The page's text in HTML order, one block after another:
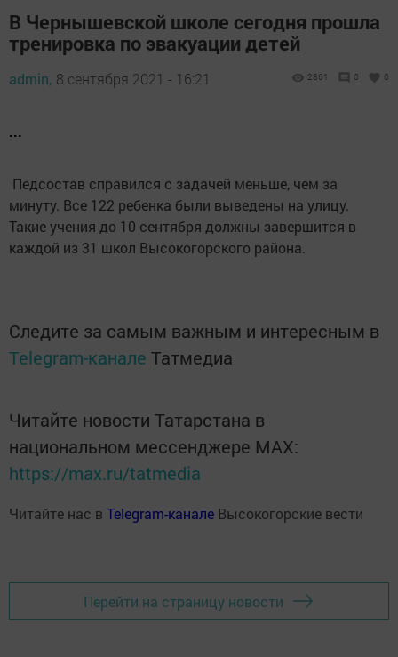
В Чернышевской школе сегодня прошла
тренировка по эвакуации детей
admin, 8 сентября 2021 - 16:21 2861 0 0
...
Педсостав справился с задачей меньше, чем за
минуту. Все 122 ребенка были выведены на улицу.
Такие учения до 10 сентября должны завершится в
каждой из 31 школ Высокогорского района.
Следите за самым важным и интересным в
Telegram-канале Татмедиа
Читайте новости Татарстана в
национальном мессенджере MАХ:
https://max.ru/tatmedia
Читайте нас в Telegram-канале Высокогорские вести
Перейти на страницу новости